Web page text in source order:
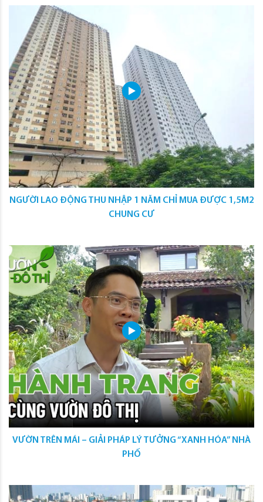
NGƯỜI LAO ĐỘNG THU NHẬP 1 NĂM CHỈ MUA ĐƯỢC 1,5M2
CHUNG CƯ
VƯỜN TRÊN MÁI – GIẢI PHÁP LÝ TƯỞNG “XANH HÓA” NHÀ
PHỐ